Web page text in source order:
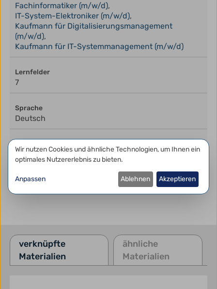
Fachinformatiker (m/w/d),
IT-System-Elektroniker (m/w/d),
Kaufmann für Digitalisierungsmanagement
(m/w/d),
Kaufmann für IT-Systemmanagement (m/w/d)
Lernfelder
7
Sprache
Deutsch
Bayern
Medium melden
verknüpfte
Materialien
ähnliche
Materialien
Datenschutzeinstellungen
Wir nutzen Cookies und ähnliche Technologien, um Ihnen ein
optimales Nutzererlebnis zu bieten.
Anpassen Ablehnen Akzeptieren